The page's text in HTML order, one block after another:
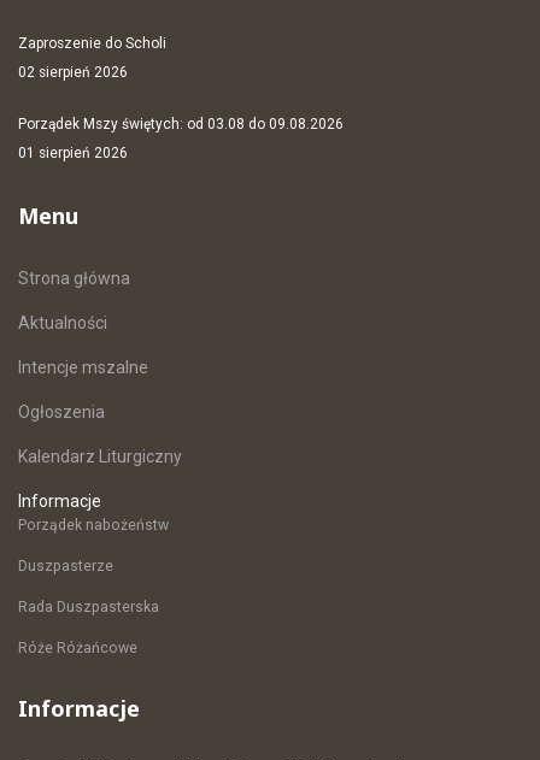
Zaproszenie do Scholi
02 sierpień 2026
Porządek Mszy świętych: od 03.08 do 09.08.2026
01 sierpień 2026
Menu
Strona główna
Aktualności
Intencje mszalne
Ogłoszenia
Kalendarz Liturgiczny
Informacje
Porządek nabożeństw
Duszpasterze
Rada Duszpasterska
Róże Różańcowe
Informacje